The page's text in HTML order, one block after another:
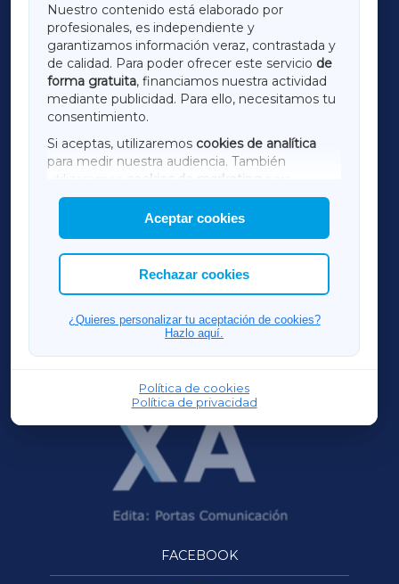
Nuestro contenido está elaborado por
profesionales, es independiente y
garantizamos información veraz, contrastada y
de calidad. Para poder ofrecer este servicio de
forma gratuita, financiamos nuestra actividad
mediante publicidad. Para ello, necesitamos tu
consentimiento.
Si aceptas, utilizaremos cookies de analítica
para medir nuestra audiencia. También
utilizaremos
cookies de marketing
mostrar publicidad de terceros.
Asimismo, puedes personalizar la elección de
las cookies que deseas permitir.
Aceptar cookies
Rechazar cookies
¿Quieres personalizar tu aceptación de cookies?
Hazlo aquí.
Política de cookies
Política de privacidad
LUGOXA
TERRACHAXA
AMARIÑAXA
RIBEIRASACRAXA
ACORUÑAXA
FERROLXA
OURENSEXA
FACEBOOK